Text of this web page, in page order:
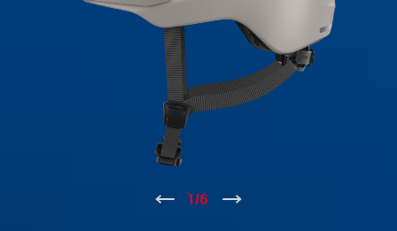
1/6